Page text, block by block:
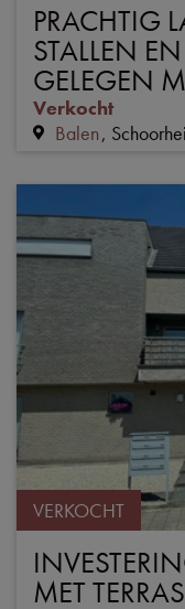
PRACHTIG
STALLEN
GELEGEN
Verkocht
Balen
VERKOCHT
MET